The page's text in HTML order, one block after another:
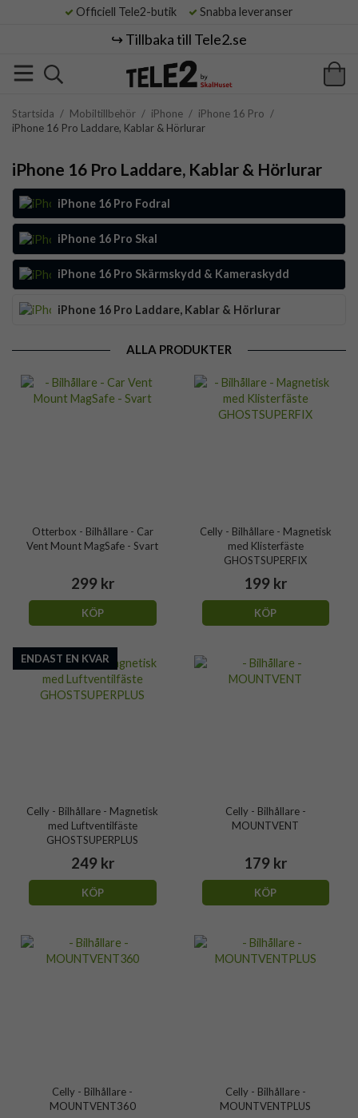
Officiell Tele2-butik Snabba leveranser
↪️ Tillbaka till Tele2.se
Startsida / Mobiltillbehör / iPhone / iPhone 16 Pro /
iPhone 16 Pro Laddare, Kablar & Hörlurar
iPhone 16 Pro Laddare, Kablar & Hörlurar
iPhone 16 Pro Fodral
iPhone 16 Pro Skal
iPhone 16 Pro Skärmskydd & Kameraskydd
iPhone 16 Pro Laddare, Kablar & Hörlurar
ALLA PRODUKTER
Otterbox - Bilhållare - Car
Vent Mount MagSafe - Svart
299 kr
KÖP
Celly - Bilhållare - Magnetisk
med Klisterfäste
GHOSTSUPERFIX
199 kr
KÖP
ENDAST EN KVAR
Celly - Bilhållare - Magnetisk
med Luftventilfäste
GHOSTSUPERPLUS
249 kr
KÖP
Celly - Bilhållare -
MOUNTVENT
179 kr
KÖP
Celly - Bilhållare -
MOUNTVENT360
Celly - Bilhållare -
MOUNTVENTPLUS